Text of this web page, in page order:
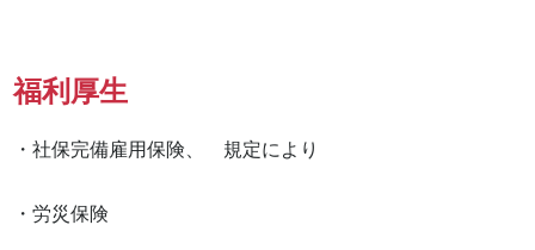
福利厚生
・社保完備雇用保険、　規定により
・労災保険